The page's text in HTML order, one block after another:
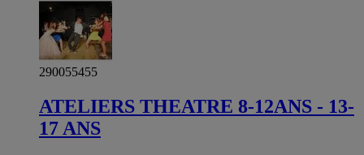
290055455
ATELIERS THEATRE 8-12ANS - 13-
17 ANS